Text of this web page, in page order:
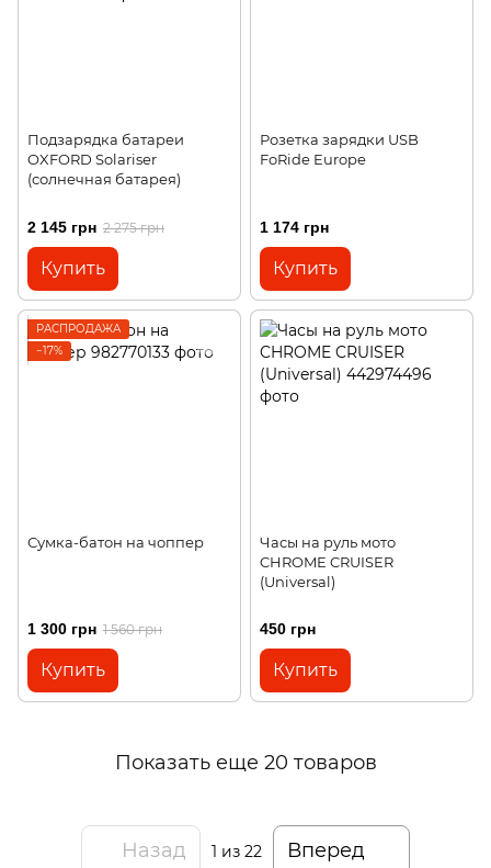
Подзарядка батареи
OXFORD Solariser
(солнечная батарея)
2 145 грн 2 275 грн
Купить
Розетка зарядки USB
FoRide Europe
1 174 грн
Купить
РАСПРОДАЖА
−17%
Сумка-батон на чоппер
1 300 грн 1 560 грн
Купить
Часы на руль мото
CHROME CRUISER
(Universal)
450 грн
Купить
Показать еще 20 товаров
Назад 1 из 22 Вперед